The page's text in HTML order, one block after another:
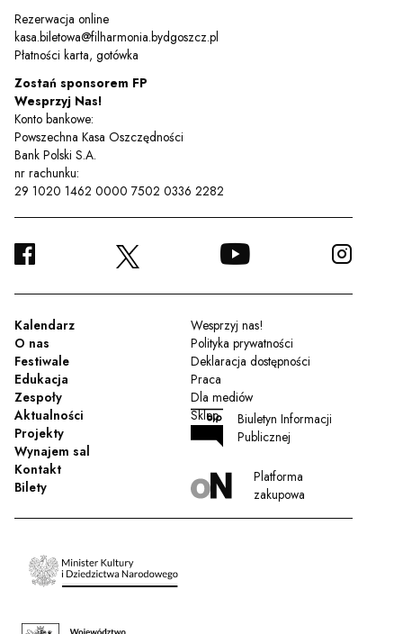
Rezerwacja online
kasa.biletowa@filharmonia.bydgoszcz.pl
Płatności karta, gotówka
Zostań sponsorem FP
Wesprzyj Nas!
Konto bankowe:
Powszechna Kasa Oszczędności
Bank Polski S.A.
nr rachunku:
29 1020 1462 0000 7502 0336 2282
FACEBOOKTWITTER YOUTUBE
Kalendarz
O nas
Festiwale
Edukacja
Zespoły
Aktualności
Projekty
Wynajem sal
Kontakt
Bilety
Wesprzyj nas!
Polityka prywatności
Deklaracja dostępności
Praca
Dla mediów
Sklep
Biuletyn Informacji
Publicznej
Platforma
zakupowa